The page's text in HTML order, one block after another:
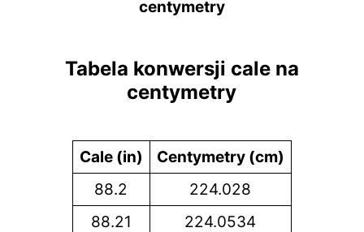
centymetry
Tabela konwersji cale na
centymetry
Cale (in)
Centymetry (cm)
88.2
224.028
88.21
224.0534